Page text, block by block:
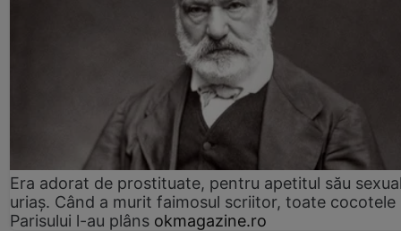
Era adorat de prostituate, pentru apetitul său
uriaș. Când a murit faimosul scriitor, toate cocotele
Parisului l-au plâns okmagazine.ro